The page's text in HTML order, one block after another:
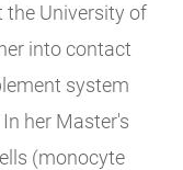
the University of
into contact
system
her Master's
(monocyte